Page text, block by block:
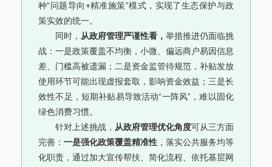
种“问题导向+精准施策”模式，实现了生态保护与政
策实效的统一。
同时， 从政府管理严谨性看， 举措推进仍面临挑
战：一是政策覆盖不均衡，小微、偏远商户易因信息
差、门槛高被遗漏；二是资金监管待规范，补贴发放
使用环节可能出现虚报套取，影响资金效益；三是长
效性不足，短期补贴易导致活动“一阵风”，难以固化
绿色消费习惯。
针对上述挑战， 从政府管理优化角度可从三方面
完善： 一是强化政策覆盖精准性 ，落实公共服务均等
化职责，通过加大宣传帮扶、简化流程、依托基层网